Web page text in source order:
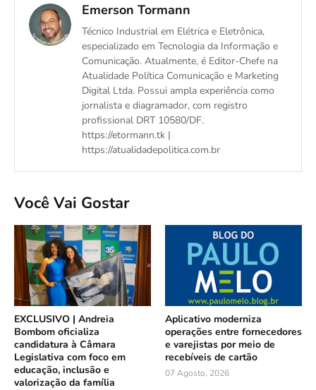
Emerson Tormann
Técnico Industrial em Elétrica e Eletrônica,
especializado em Tecnologia da Informação e
Comunicação. Atualmente, é Editor-Chefe na
Atualidade Política Comunicação e Marketing
Digital Ltda. Possui ampla experiência como
jornalista e diagramador, com registro
profissional DRT 10580/DF.
https://etormann.tk |
https://atualidadepolitica.com.br
Você Vai Gostar
EXCLUSIVO | Andreia
Bombom oficializa
candidatura à Câmara
Legislativa com foco em
educação, inclusão e
valorização da família
Aplicativo moderniza
operações entre fornecedores
e varejistas por meio de
recebíveis de cartão
07 Agosto, 2026